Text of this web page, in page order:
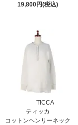
19,800円(税込)
TICCA
ティッカ
コットンヘンリーネック